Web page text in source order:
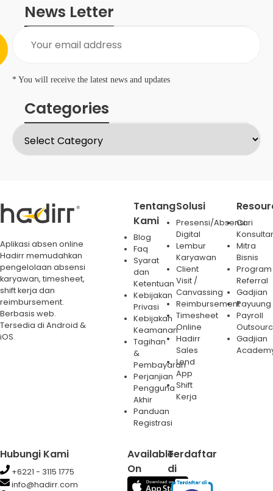
News Letter
* You will receive the latest news and updates
Categories
Aplikasi absen online
Hadirr memudahkan
pengelolaan absensi
karyawan, timesheet,
shift kerja dan
reimbursement.
Berbasis web.
Tersedia di Android &
iOS.
Tentang
Kami
Blog
Faq
Syarat
dan
Ketentuan
Kebijakan
Privasi
Kebijakan
Keamanan
Tagihan
&
Pembayaran
Perjanjian
Pengguna
Akhir
Panduan
Registrasi
Solusi
Presensi/Absensi
Digital
Lembur
Karyawan
Client
Visit /
Canvassing
Reimbursement
Timesheet
Online
Hadirr
Sales
Lend
App
Shift
Kerja
Cari
Mitra
Bisnis
Program
Referral
Gadjian
Payuung
Payroll
Gadjian
Hubungi Kami
+6221 - 3115 1775
info@hadirr.com
Available
On
Terdaftar
di